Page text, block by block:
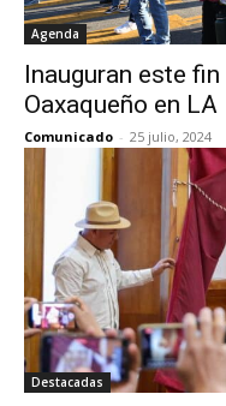
Agenda
Inauguran este
Oaxaqueño en LA
Comunicado - 25 julio, 2024
Destacadas